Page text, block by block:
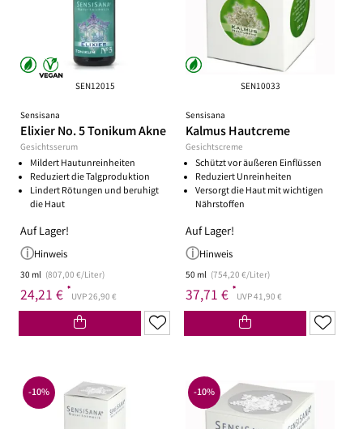
SEN12015
Sensisana
Elixier No. 5 Tonikum Akne
Gesichtsserum
Mildert Hautunreinheiten
Reduziert die Talgproduktion
Lindert Rötungen und beruhigt
die Haut
Auf Lager!
Hinweis
30 ml (807,00 €/Liter)
24,21 € *UVP 26,90 €
SEN10033
Sensisana
Kalmus Hautcreme
Gesichtscreme
Schützt vor äußeren Einflüssen
Reduziert Unreinheiten
Versorgt die Haut mit wichtigen
Nährstoffen
Auf Lager!
Hinweis
50 ml (754,20 €/Liter)
37,71 € *UVP 41,90 €
-10% -10%